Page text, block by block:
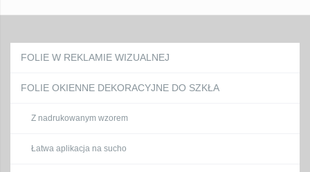
FOLIE W REKLAMIE WIZUALNEJ
FOLIE OKIENNE DEKORACYJNE DO SZKŁA
Z nadrukowanym wzorem
Łatwa aplikacja na sucho